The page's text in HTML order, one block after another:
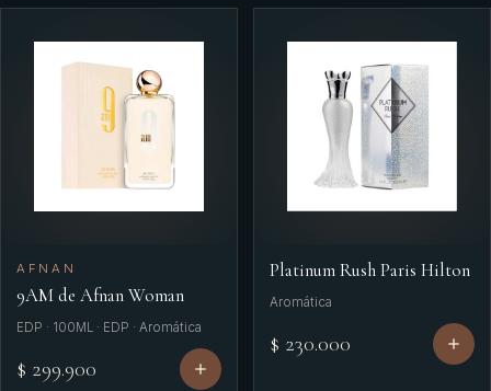
AFNAN
9AM de Afnan Woman
EDP · 100ML · EDP · Aromática
$ 299.900
Platinum Rush Paris Hilton
Aromática
$ 230.000